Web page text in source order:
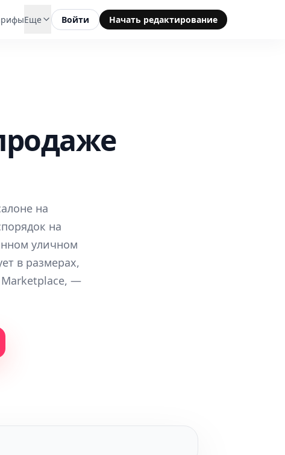
Еще Войти Начать редактирование
на
на
уличном
в размерах,
Marketplace, —